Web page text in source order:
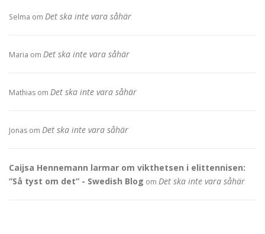
Selma om Det ska inte vara såhär
Maria om Det ska inte vara såhär
Mathias om Det ska inte vara såhär
Jonas om Det ska inte vara såhär
Caijsa Hennemann larmar om vikthetsen i elittennisen:
”Så tyst om det” - Swedish Blog om Det ska inte vara såhär